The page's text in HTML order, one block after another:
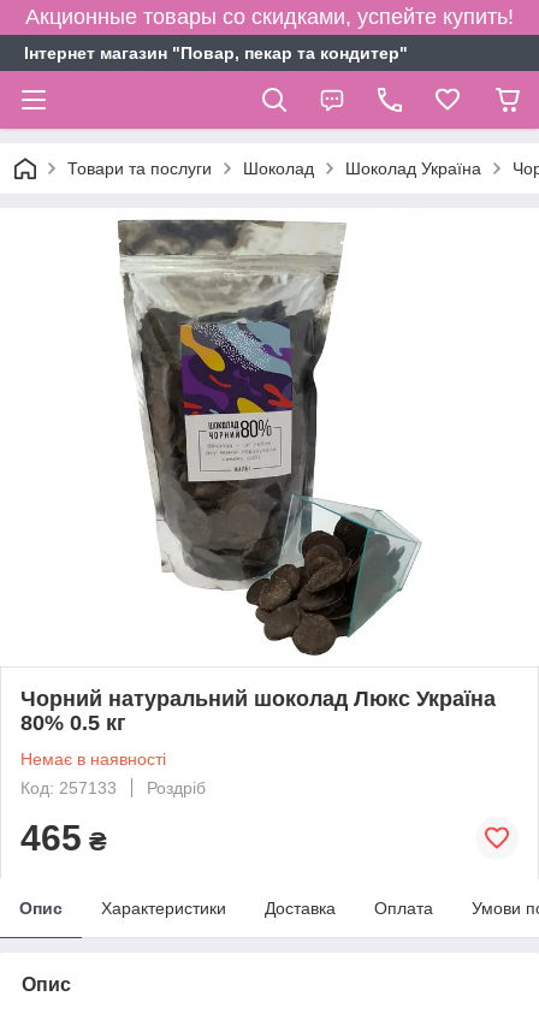
Акционные товары со скидками, успейте купить!
Інтернет магазин "Повар, пекар та кондитер"
Товари та послуги Шоколад Шоколад Україна
Чорний натуральний шоколад Люкс Україна
80% 0.5 кг
Немає в наявності
Код: 257133
Роздріб
465 ₴
Опис Характеристики Доставка Оплата Умови
Опис